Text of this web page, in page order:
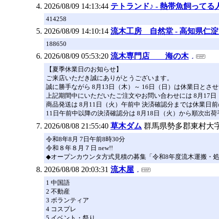
2026/08/09 14:13:44 テトランド♪ - 熱帯魚飼ってる
414258
2026/08/09 14:10:14 流木工房 自然堂 - 高知県仁
188650
2026/08/09 05:53:20 流木専門店 海の木
【夏季休業日のお知らせ】
ご来店いただき誠にありがとうございます。
誠に勝手ながら 8月13日（木）～ 16日（日）は休業日とさ
上記期間中にいただいたご注文やお問い合わせには 8月17
商品発送は 8月11日（火）午前中 決済確認分までは休業日
11日午前中以降の決済確認分は 8月18日（火）から順次出
2026/08/08 21:55:40 草木ダム 群馬県勢多郡東村大
令和8年8月 7日午前8時30分
令和８年８月７日 new!!
◆オープンカウンタ方式見積の募集「令和8年度流木運搬・
2026/08/08 20:03:31 流木屋
1 中国語
2 不動産
3 ボランティア
4 コスプレ